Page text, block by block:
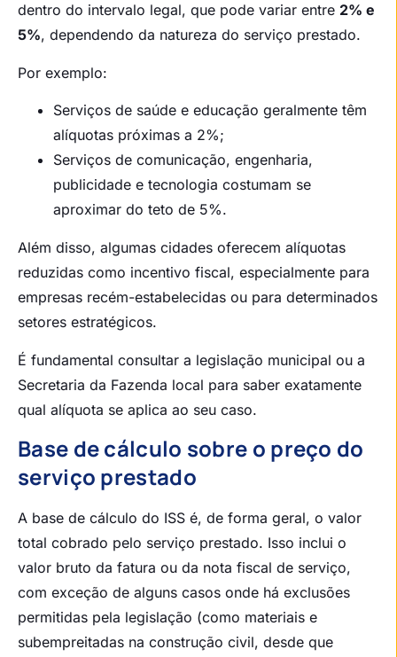
dentro do intervalo legal, que pode variar entre 2% e
5%, dependendo da natureza do serviço prestado.
Por exemplo:
Serviços de saúde e educação geralmente têm
alíquotas próximas a 2%;
Serviços de comunicação, engenharia,
publicidade e tecnologia costumam se
aproximar do teto de 5%.
Além disso, algumas cidades oferecem alíquotas
reduzidas como incentivo fiscal, especialmente para
empresas recém-estabelecidas ou para determinados
setores estratégicos.
É fundamental consultar a legislação municipal ou a
Secretaria da Fazenda local para saber exatamente
qual alíquota se aplica ao seu caso.
Base de cálculo sobre o preço do
serviço prestado
A base de cálculo do ISS é, de forma geral, o valor
total cobrado pelo serviço prestado. Isso inclui o
valor bruto da fatura ou da nota fiscal de serviço,
com exceção de alguns casos onde há exclusões
permitidas pela legislação (como materiais e
subempreitadas na construção civil, desde que